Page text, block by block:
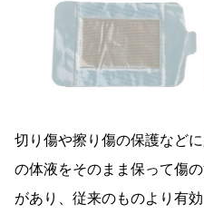
切り傷や擦り傷の保護など
の体液をそのまま保って傷
があり、従来のものより有